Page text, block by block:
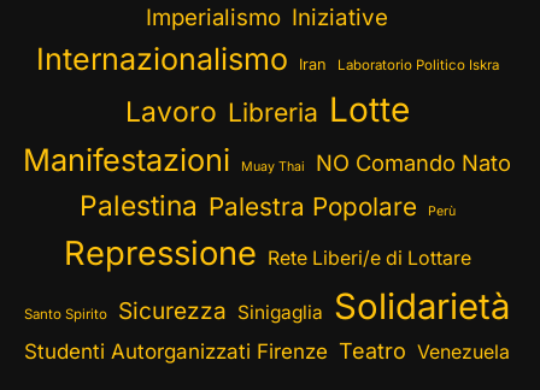
Imperialismo Iniziative
Internazionalismo Iran Laboratorio Politico Iskra
Lavoro Libreria Lotte
Manifestazioni Muay Thai NO Comando Nato
Palestina Palestra Popolare Perù
Repressione Rete Liberi/e di Lottare
Santo Spirito Sicurezza Sinigaglia Solidarietà
Studenti Autorganizzati Firenze Teatro Venezuela